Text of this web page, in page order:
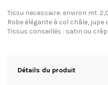
Tissu necessaire: environ mt.
Robe élégante à col châle,
Tissus conseillés : satin ou
Détails du produit